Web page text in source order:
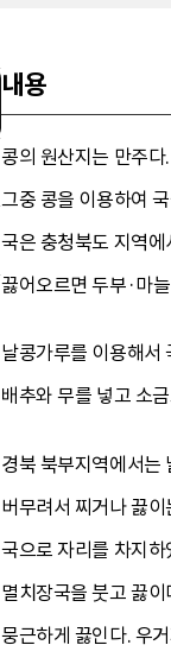
내용
콩의 원산지는 만주
그중 콩을 이용하여
국은 충청북도 지역
끓어오르면 두부·마
날콩가루를 이용해서
배추와 무를 넣고 소
경북 북부지역에서는
버무려서 찌거나 끓
국으로 자리를 차지
멸치장국을 붓고 끓
뭉근하게 끓인다. 우